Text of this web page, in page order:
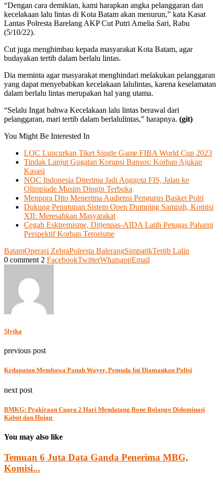
“Dengan cara demikian, kami harapkan angka pelanggaran dan
kecelakaan lalu lintas di Kota Batam akan menurun,” kata Kasat
Lantas Polresta Barelang AKP Cut Putri Amelia Sari, Rabu
(5/10/22).
Cut juga menghimbau kepada masyarakat Kota Batam, agar
budayakan tertib dalam berlalu lintas.
Dia meminta agar masyarakat menghindari melakukan pelanggaran
yang dapat menyebabkan kecelakaan lalulintas, karena keselamatan
dalam berlalu lintas merupakan hal yang utama.
“Selalu Ingat bahwa Kecelakaan lalu lintas berawal dari
pelanggaran, mari tertib dalam berlalulintas,” harapnya. (git)
You Might Be Interested In
LOC Luncurkan Tiket Single Game FIBA World Cup 2023
Tindak Lanjut Gugatan Korupsi Bansos: Korban Ajukan
Kasasi
NOC Indonesia Diterima Jadi Anggota FIS, Jalan ke
Olimpiade Musim Dingin Terbuka
Menpora Dito Menerima Audiensi Pengurus Basket Polri
Dukung Penutupan Sistem Open Dumping Sampah, Komisi
XII: Meresahkan Masyarakat
Cegah Esktremisme, Ditjenpas-AIDA Latih Petugas Pahami
Perspektif Korban Terorisme
BatamOperasi ZebraPolresta BalerangSimpatikTertib Lalin
0 comment 2 FacebookTwitterWhatsappEmail
Slyika
previous post
Kedapatan Membawa Panah Wayer, Pemuda Ini Diamankan Polisi
next post
BMKG: Prakiraan Cuara 2 Hari Mendatang Bone Bolango Didominasi
Kabut dan Hujan
You may also like
Temuan 6 Juta Data Ganda Penerima MBG,
Komisi...